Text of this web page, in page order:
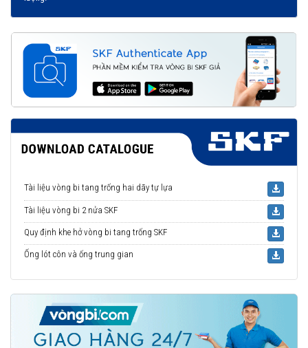
Tài liệu vòng bi tang trống hai dãy tự lựa
Tài liệu vòng bi 2 nửa SKF
Quy định khe hở vòng bi tang trống SKF
Ống lót côn và ống trung gian